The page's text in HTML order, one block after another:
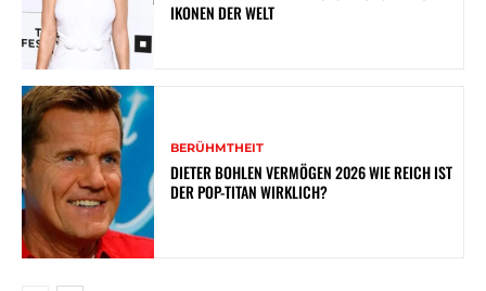
KONEN DER WELT
BERÜHMTHEIT
DIETER BOHLEN VERMÖGEN 2026 WIE REICH IST
DER POP-TITAN WIRKLICH?